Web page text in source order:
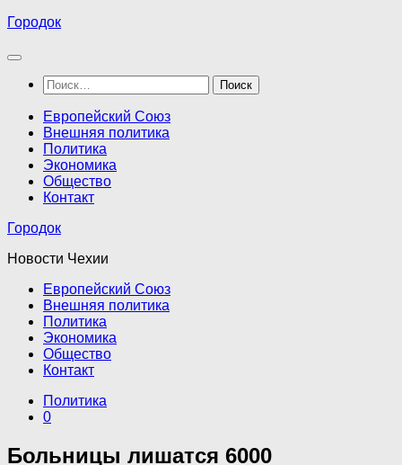
Перейти
содержимому
Городок
Найти:
Европейский Союз
Внешняя политика
Политика
Экономика
Общество
Контакт
Городок
Новости Чехии
Европейский Союз
Внешняя политика
Политика
Экономика
Общество
Контакт
Политика
0
Больницы лишатся 6000